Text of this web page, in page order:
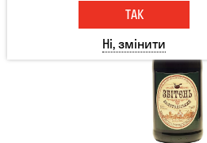
ТАК
Ні, змінити